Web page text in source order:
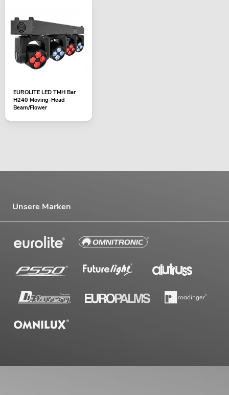
EUROLITE LED TMH Bar
H240 Moving-Head
Beam/Flower
Unsere Marken